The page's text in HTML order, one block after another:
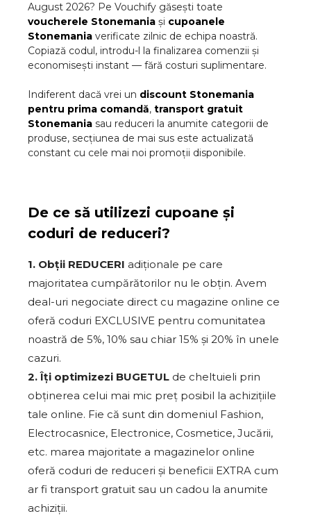
August 2026? Pe Vouchify găsești toate
voucherele Stonemania și cupoanele
Stonemania verificate zilnic de echipa noastră.
Copiază codul, introdu-l la finalizarea comenzii și
economisești instant — fără costuri suplimentare.
Indiferent dacă vrei un discount Stonemania
pentru prima comandă, transport gratuit
Stonemania sau reduceri la anumite categorii de
produse, secțiunea de mai sus este actualizată
constant cu cele mai noi promoții disponibile.
De ce să utilizezi cupoane și
coduri de reduceri?
1. Obții REDUCERI adiționale pe care
majoritatea cumpărătorilor nu le obțin. Avem
deal-uri negociate direct cu magazine online ce
oferă coduri EXCLUSIVE pentru comunitatea
noastră de 5%, 10% sau chiar 15% și 20% în unele
cazuri.
2. Îți optimizezi BUGETUL de cheltuieli prin
obținerea celui mai mic preț posibil la achizițiile
tale online. Fie că sunt din domeniul Fashion,
Electrocasnice, Electronice, Cosmetice, Jucării,
etc. marea majoritate a magazinelor online
oferă coduri de reduceri și beneficii EXTRA cum
ar fi transport gratuit sau un cadou la anumite
achiziții.